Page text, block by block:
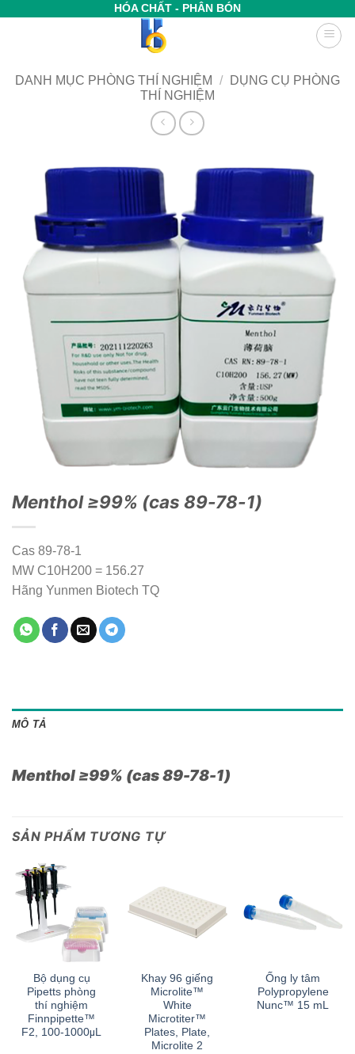
HÓA CHẤT - PHÂN BÓN
DANH MỤC PHÒNG THÍ NGHIỆM /
DỤNG CỤ PHÒNG
THÍ NGHIỆM
Menthol ≥99% (cas 89-78-1)
Cas 89-78-1
MW C10H200 = 156.27
Hãng Yunmen Biotech TQ
MÔ TẢ
Menthol ≥99% (cas 89-78-1)
SẢN PHẨM TƯƠNG TỰ
Bộ dụng cụ
Pipetts phòng
thí nghiệm
Finnpipette™
F2, 100-1000μL
Khay 96 giếng
Microlite™
White
Microtiter™
Plates, Plate,
Microlite 2
Ống ly tâm
Polypropylene
Nunc™ 15 mL